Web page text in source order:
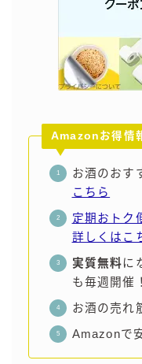
Amazonお得情
お酒のおす
こちら
定期おトク
詳しくはこ
実質無料に
も毎週開催！
お酒の売れ
Amazonで